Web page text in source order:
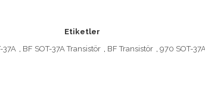
Etiketler
37A BF SOT-37A Transistör BF Transistör 970 SOT-37A